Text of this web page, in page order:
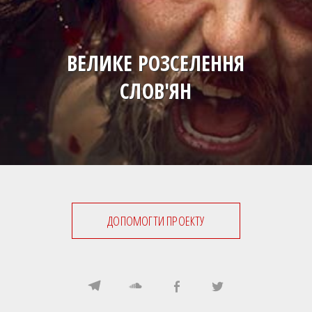
ВЕЛИКЕ РОЗСЕЛЕННЯ
СЛОВ'ЯН
ДОПОМОГТИ ПРОЕКТУ